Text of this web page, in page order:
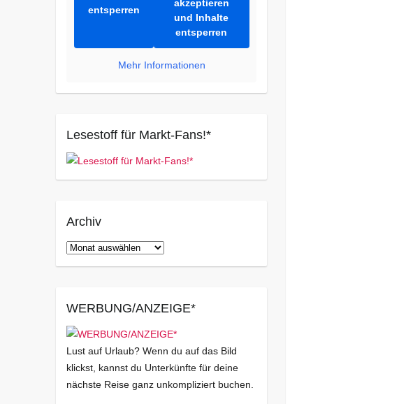
entsperren
akzeptieren
und Inhalte
entsperren
Mehr Informationen
Lesestoff für Markt-Fans!*
Archiv
Archiv
WERBUNG/ANZEIGE*
Lust auf Urlaub? Wenn du auf das Bild
klickst, kannst du Unterkünfte für deine
nächste Reise ganz unkompliziert buchen.